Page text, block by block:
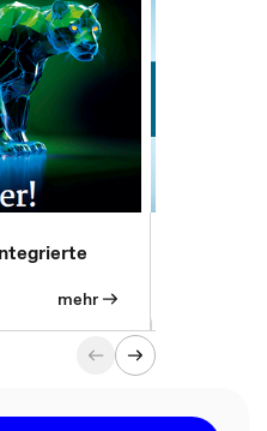
mehr